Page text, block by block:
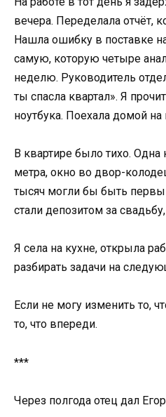
вечера. Переделала отчёт,
Нашла ошибку в поставке
самую, которую четыре
неделю. Руководитель
ты спасла квартал». Я
ноутбука. Поехала домой
В квартире было тихо. Одна
метра, окно во двор-
тысяч могли бы быть
стали депозитом за
Я села на кухне, открыла
разбирать задачи на
Если не могу изменить то,
то, что впереди.
***
Через полгода отец дал